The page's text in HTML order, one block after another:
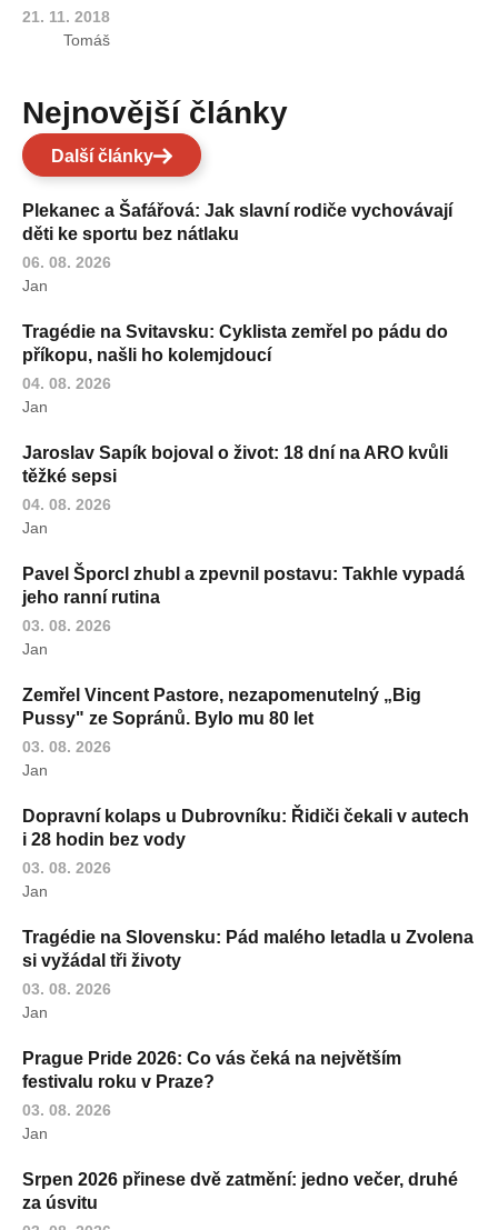
21. 11. 2018
Tomáš
Nejnovější články
Další články
Plekanec a Šafářová: Jak slavní rodiče vychovávají
děti ke sportu bez nátlaku
06. 08. 2026
Jan
Tragédie na Svitavsku: Cyklista zemřel po pádu do
příkopu, našli ho kolemjdoucí
04. 08. 2026
Jan
Jaroslav Sapík bojoval o život: 18 dní na ARO kvůli
těžké sepsi
04. 08. 2026
Jan
Pavel Šporcl zhubl a zpevnil postavu: Takhle vypadá
jeho ranní rutina
03. 08. 2026
Jan
Zemřel Vincent Pastore, nezapomenutelný „Big
Pussy" ze Sopránů. Bylo mu 80 let
03. 08. 2026
Jan
Dopravní kolaps u Dubrovníku: Řidiči čekali v autech
i 28 hodin bez vody
03. 08. 2026
Jan
Tragédie na Slovensku: Pád malého letadla u Zvolena
si vyžádal tři životy
03. 08. 2026
Jan
Prague Pride 2026: Co vás čeká na největším
festivalu roku v Praze?
03. 08. 2026
Jan
Srpen 2026 přinese dvě zatmění: jedno večer, druhé
za úsvitu